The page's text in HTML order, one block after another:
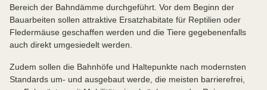
Bereich der Bahndämme durchgeführt. Vor dem Beginn der
Bauarbeiten sollen attraktive Ersatzhabitate für Reptilien oder
Fledermäuse geschaffen werden und die Tiere gegebenenfalls
auch direkt umgesiedelt werden.
Zudem sollen die Bahnhöfe und Haltepunkte nach modernsten
Standards um- und ausgebaut werde, die meisten barrierefrei,